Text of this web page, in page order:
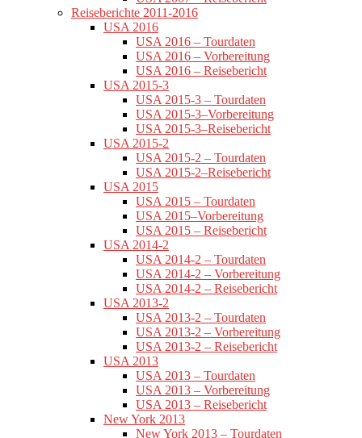
Reiseberichte 2011-2016
USA 2016
USA 2016 – Tourdaten
USA 2016 – Vorbereitung
USA 2016 – Reisebericht
USA 2015-3
USA 2015-3 – Tourdaten
USA 2015-3–Vorbereitung
USA 2015-3–Reisebericht
USA 2015-2
USA 2015-2 – Tourdaten
USA 2015-2–Reisebericht
USA 2015
USA 2015 – Tourdaten
USA 2015–Vorbereitung
USA 2015 – Reisebericht
USA 2014-2
USA 2014-2 – Tourdaten
USA 2014-2 – Vorbereitung
USA 2014-2 – Reisebericht
USA 2013-2
USA 2013-2 – Tourdaten
USA 2013-2 – Vorbereitung
USA 2013-2 – Reisebericht
USA 2013
USA 2013 – Tourdaten
USA 2013 – Vorbereitung
USA 2013 – Reisebericht
New York 2013
New York 2013 – Tourdaten